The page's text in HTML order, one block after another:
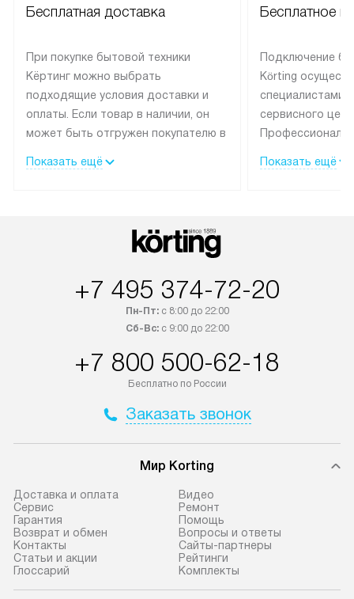
Бесплатная доставка
При покупке бытовой техники
Кёртинг можно выбрать
подходящие условия доставки и
оплаты. Если товар в наличии, он
может быть отгружен покупателю в
оплачивается дополнительно.
Показать ещё
Бесплатное
Подключение
Körting
специалистами
сервисного
эксплуатации
Показать ещё
+7 495 374-72-20
Пн-Пт:с 8:00 до 22:00
Сб-Вс:с 9:00 до 22:00
+7 800 500-62-18
Бесплатно по России
Заказать звонок
Мир Korting
Доставка и оплата
Сервис
Гарантия
Возврат и обмен
Контакты
Статьи и акции
Глоссарий
Видео
Ремонт
Помощь
Вопросы и ответы
Сайты-партнеры
Рейтинги
Комплекты